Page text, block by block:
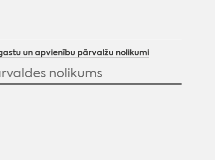
un apvienību pārvalžu nolikumi
nolikums